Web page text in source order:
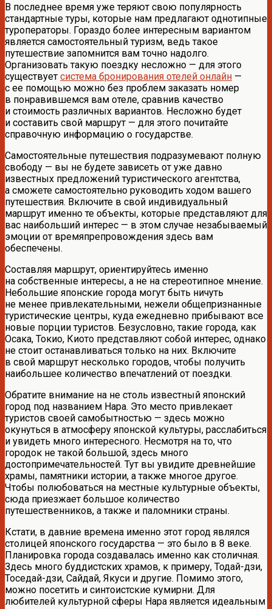
В последнее время уже теряют свою популярность
стандартные туры, которые нам предлагают однотипные
туроператоры. Гораздо более интересным вариантом
является самостоятельный туризм, ведь такое
путешествие запомнится вам точно надолго.
Организовать такую поездку несложно — для этого
существует система бронирования отелей онлайн —
с ее помощью можно без проблем заказать номер
в понравившемся вам отеле, сравнив качество
и стоимость различных вариантов. Несложно будет
и составить свой маршрут — для этого почитайте
справочную информацию о государстве.
Самостоятельные путешествия подразумевают полную
свободу — вы не будете зависеть от уже давно
известных предложений туристического агентства,
а сможете самостоятельно руководить ходом вашего
путешествия. Включите в свой индивидуальный
маршрут именно те объекты, которые представляют для
вас наибольший интерес — в этом случае незабываемый
эмоции от времяпрепровождения здесь вам
обеспечены.
Составляя маршрут, ориентируйтесь именно
на собственные интересы, а не на стереотипное мнение.
Небольшие японские города могут быть ничуть
не менее привлекательными, нежели общепризнанные
туристические центры, куда ежедневно прибывают все
новые порции туристов. Безусловно, такие города, как
Осака, Токио, Киото представляют собой интерес, однако
не стоит останавливаться только на них. Включите
в свой маршрут несколько городов, чтобы получить
наибольшее количество впечатлений от поездки.
Обратите внимание на не столь известный японский
город под названием Нара. Это место привлекает
туристов своей самобытностью — здесь можно
окунуться в атмосферу японской культуры, расслабиться
и увидеть много интересного. Несмотря на то, что
городок не такой большой, здесь много
достопримечательностей. Тут вы увидите древнейшие
храмы, памятники истории, а также многое другое.
Чтобы полюбоваться на местные культурные объекты,
сюда приезжает большое количество
путешественников, а также и паломники страны.
Кстати, в давние времена именно этот город являлся
столицей японского государства — это было в 8 веке.
Планировка города создавалась именно как столичная.
Здесь много буддистских храмов, к примеру, Тодай-дзи,
Тоседай-дзи, Сайдай, Якуси и другие. Помимо этого,
можно посетить и синтоистские кумирни. Для
любителей культурной сферы Нара является идеальным